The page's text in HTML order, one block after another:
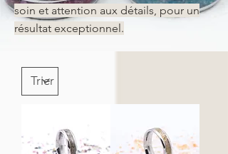
soin et attention aux détails, pour un
résultat exceptionnel.